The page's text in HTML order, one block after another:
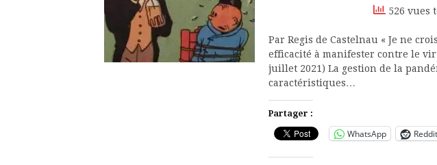
526 vues
Par Regis de Castelnau « Je ne
efficacité à manifester contre le
juillet 2021) La gestion de la
caractéristiques…
Partager :
WhatsApp Reddit